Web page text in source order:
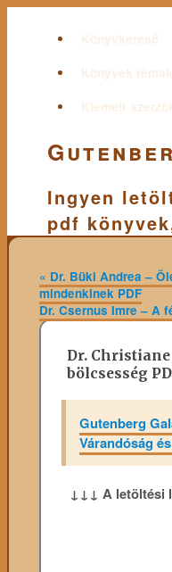
Könyvkereső
Könyvek
Kiemelt
Ingyen
pdf
« Dr. Büki Andrea –
mindenkinek PDF
Dr. Csernus Imre – A
Dr.
bölcsesség
Gutenberg
Várandóság
↓↓↓ A letöltési